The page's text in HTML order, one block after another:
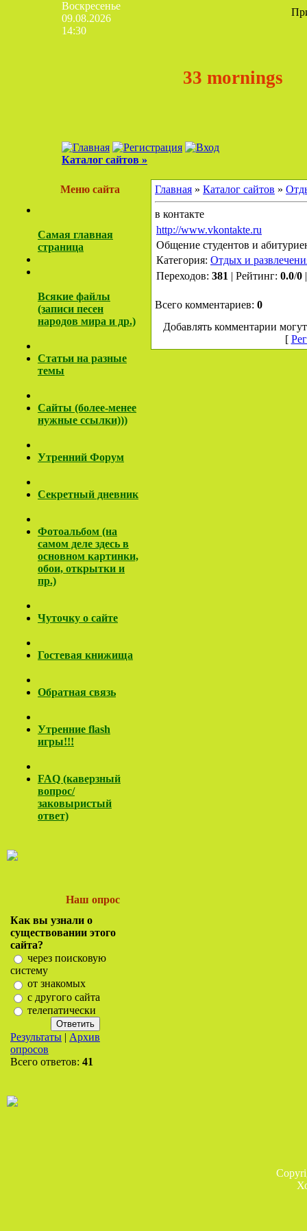
Воскресенье
09.08.2026
14:30
33 mornings
Каталог сайтов »
Меню сайта
Самая главная
страница
Всякие файлы
(записи песен
народов мира и др.)
Cтатьи на разные
темы
Сайты (более-менее
нужные ссылки)))
Утренний Форум
Секретный дневник
Фотоальбом (на
самом деле здесь в
основном картинки,
обои, открытки и
пр.)
Чуточку о сайте
Гостевая книжища
Обратная связь
Утренние flash
игры!!!
FAQ (каверзный
вопрос/
заковыристый
ответ)
Наш опрос
Как вы узнали о
существовании этого
сайта?
через поисковую
систему
от знакомых
с другого сайта
телепатически
Результаты | Архив
опросов
Всего ответов: 41
Главная » Каталог сайтов »
в контакте
http://www.vkontakte.ru
Общение студентов и
Категория: Отдых и
Переходов: 381 | Рейтинг: 0.0/0
Всего комментариев: 0
Добавлять комментарии
[